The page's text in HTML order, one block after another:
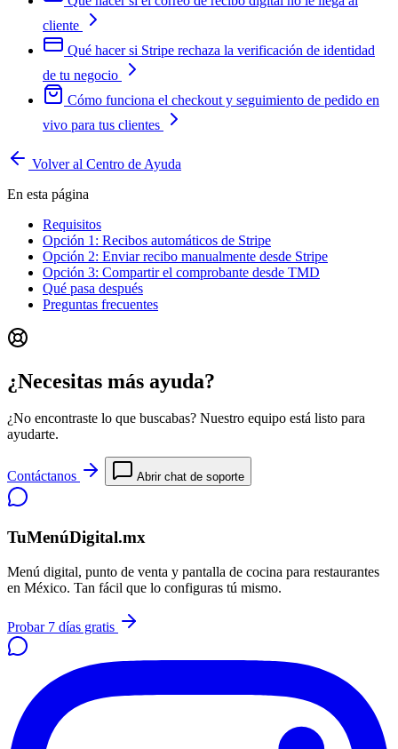
cliente
Qué hacer si Stripe rechaza la verificación de identidad
de tu negocio
Cómo funciona el checkout y seguimiento de pedido en
vivo para tus clientes
Volver al Centro de Ayuda
En esta página
Requisitos
Opción 1: Recibos automáticos de Stripe
Opción 2: Enviar recibo manualmente desde Stripe
Opción 3: Compartir el comprobante desde TMD
Qué pasa después
Preguntas frecuentes
¿Necesitas más ayuda?
¿No encontraste lo que buscabas? Nuestro equipo está listo para
ayudarte.
Contáctanos Abrir chat de soporte
TuMenúDigital.mx
Menú digital, punto de venta y pantalla de cocina para restaurantes
en México. Tan fácil que lo configuras tú mismo.
Probar 7 días gratis